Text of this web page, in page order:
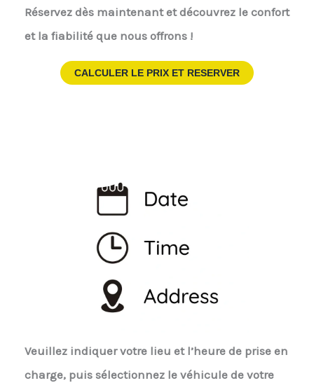
Réservez dès maintenant et découvrez le confort
et la fiabilité que nous offrons !
CALCULER LE PRIX ET RESERVER
Veuillez indiquer votre lieu et l’heure de prise en
charge, puis sélectionnez le véhicule de votre